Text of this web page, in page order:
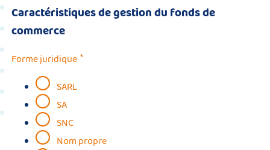
Caractéristiques de gestion du fonds de
commerce
Forme juridique *
SARL
SA
SNC
Nom propre